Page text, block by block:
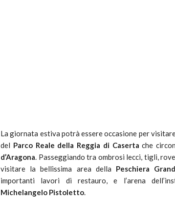
La giornata estiva potrà essere occasione per
del Parco Reale della Reggia di Caserta che
d’Aragona. Passeggiando tra ombrosi lecci, tigli,
visitare la bellissima area della Peschiera
importanti lavori di restauro, e l’arena
Michelangelo Pistoletto.